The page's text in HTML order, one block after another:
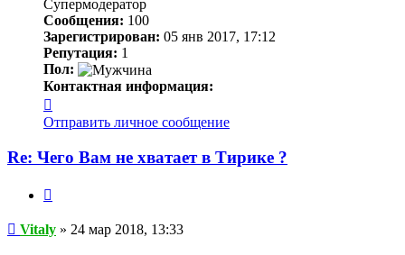
Супермодератор
Сообщения: 100
Зарегистрирован: 05 янв 2017, 17:12
Репутация: 1
Пол:
Контактная информация:
информация
пользователя
Vitaly
Отправить личное сообщение
Re: Чего Вам не хватает в Тирике ?
Сообщение
Vitaly » 24 мар 2018, 13:33